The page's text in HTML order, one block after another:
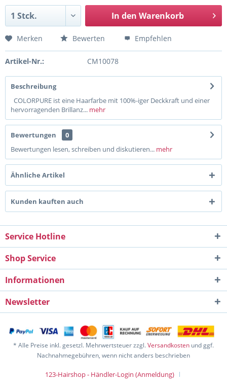
In den Warenkorb
Merken Bewerten Empfehlen
Artikel-Nr.: CM10078
Beschreibung
COLORPURE ist eine Haarfarbe mit 100%-iger Deckkraft und einer
hervorragenden Brillanz... mehr
Bewertungen
0
Bewertungen lesen, schreiben und diskutieren... mehr
Ähnliche Artikel
Kunden kauften auch
Service Hotline
Shop Service
Informationen
Newsletter
* Alle Preise inkl. gesetzl. Mehrwertsteuer zzgl.Versandkosten und ggf.
Nachnahmegebühren, wenn nicht anders beschrieben
123-Hairshop - Händler-Login (Anmeldung)